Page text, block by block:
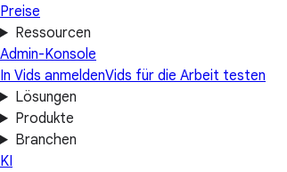
Preise
Ressourcen
Admin-Konsole
In Vids anmeldenVids für die Arbeit testen
Lösungen
Produkte
Branchen
KI